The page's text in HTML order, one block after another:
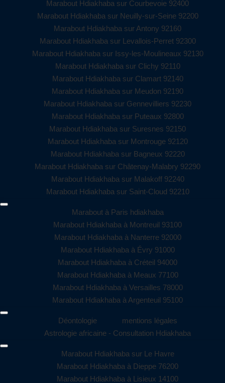
Marabout Hdiakhaba sur Courbevoie 92400
Marabout Hdiakhaba sur Neuilly-sur-Seine 92200
Marabout Hdiakhaba sur Antony 92160
Marabout Hdiakhaba sur Levallois-Perret 92300
Marabout Hdiakhaba sur Issy-les-Moulineaux 92130
Marabout Hdiakhaba sur Clichy 92110
Marabout Hdiakhaba sur Clamart 92140
Marabout Hdiakhaba sur Meudon 92190
Marabout Hdiakhaba sur Gennevilliers 92230
Marabout Hdiakhaba sur Puteaux 92800
Marabout Hdiakhaba sur Suresnes 92150
Marabout Hdiakhaba sur Montrouge 92120
Marabout Hdiakhaba sur Bagneux 92220
Marabout Hdiakhaba sur Châtenay-Malabry 92290
Marabout Hdiakhaba sur Malakoff 92240
Marabout Hdiakhaba sur Saint-Cloud 92210
Marabout à Paris hdiakhaba
Marabout Hdiakhaba à Montreuil 93100
Marabout Hdiakhaba à Nanterre 92000
Marabout Hdiakhaba à Évry 91000
Marabout Hdiakhaba à Créteil 94000
Marabout Hdiakhaba à Meaux 77100
Marabout Hdiakhaba à Versailles 78000
Marabout Hdiakhaba à Argenteuil 95100
Déontologie
mentions légales
Astrologie africaine - Consultation Hdiakhaba
Marabout Hdiakhaba sur Le Havre
Marabout Hdiakhaba à Dieppe 76200
Marabout Hdiakhaba à Lisieux 14100